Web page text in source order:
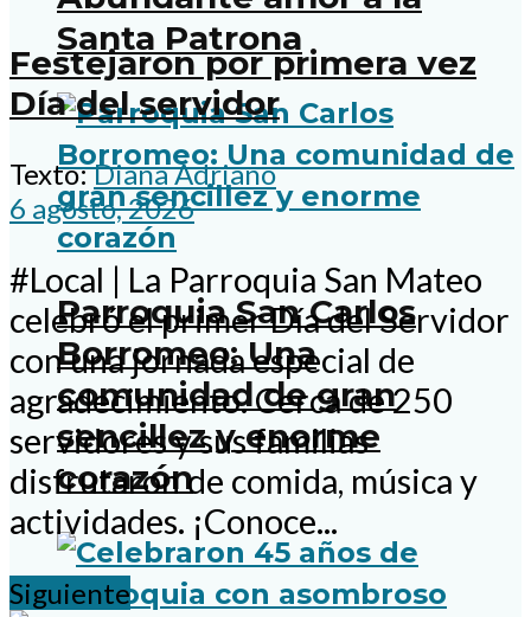
Santa Patrona
Parroquia San Carlos
Borromeo: Una
comunidad de gran
sencillez y enorme
corazón
Festejaron por primera vez
Día del servidor
Texto:Diana Adriano
6 agosto, 2026
#Local | La Parroquia San Mateo
celebró el primer Día del Servidor
con una jornada especial de
agradecimiento. Cerca de 250
servidores y sus familias
disfrutaron de comida, música y
actividades. ¡Conoce...
Siguiente